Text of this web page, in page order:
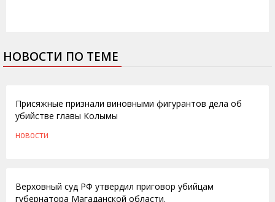
НОВОСТИ ПО ТЕМЕ
Присяжные признали виновными фигурантов дела об
убийстве главы Колымы
НОВОСТИ
Верховный суд РФ утвердил приговор убийцам
губернатора Магаданской области.